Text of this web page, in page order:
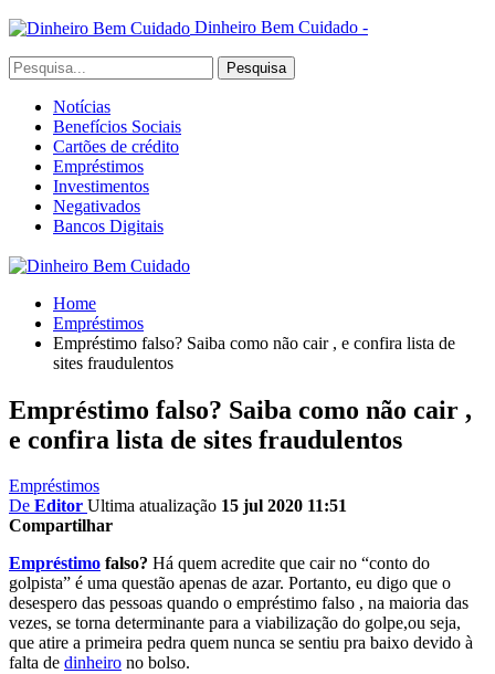
Dinheiro Bem Cuidado -
Notícias
Benefícios Sociais
Cartões de crédito
Empréstimos
Investimentos
Negativados
Bancos Digitais
Home
Empréstimos
Empréstimo falso? Saiba como não cair , e confira lista de
sites fraudulentos
Empréstimo falso? Saiba como não cair ,
e confira lista de sites fraudulentos
Empréstimos
De Editor Ultima atualização 15 jul 2020 11:51
Compartilhar
Empréstimo falso? Há quem acredite que cair no “conto do
golpista” é uma questão apenas de azar. Portanto, eu digo que o
desespero das pessoas quando o empréstimo falso , na maioria das
vezes, se torna determinante para a viabilização do golpe,ou seja,
que atire a primeira pedra quem nunca se sentiu pra baixo devido à
falta de dinheiro no bolso.